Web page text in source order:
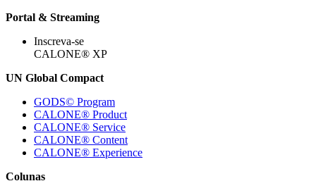
Portal & Streaming
Inscreva-se
CALONE® XP
UN Global Compact
GODS© Program
CALONE® Product
CALONE® Service
CALONE® Content
CALONE® Experience
Colunas